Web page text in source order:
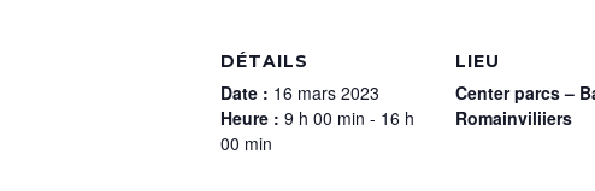
DÉTAILS
Date : 16 mars 2023
Heure : 9 h 00 min - 16 h
00 min
LIEU
Center parcs –
Romainviliiers